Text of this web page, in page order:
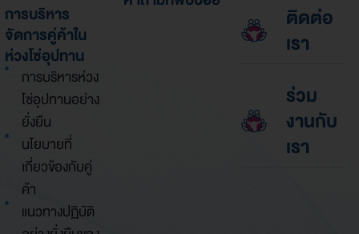
การบริหาร
จัดการคู่ค้าใน
ห่วงโซ่อุปทาน
การบริหารห่วง
โซ่อุปทานอย่าง
ยั่งยืน
นโยบายที่
เกี่ยวข้องกับคู่
ค้า
แนวทางปฏิบัติ
ติดต่อ
เรา
ร่วม
งานกับ
เรา